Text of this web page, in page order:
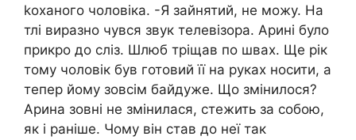
kоханого чоловіка. -Я зайнятий, не можу. На
тлі виразно чувся звук телевізора. Арині було
прикро до сліз. Шлюб тріщав по швах. Ще рік
тому чоловік був готовий її на руках носити, а
тепер йому зовсім байдуже. Що змінилося?
Арина зовні не змінилася, стежить за собою,
як і раніше. Чому він став до неї так